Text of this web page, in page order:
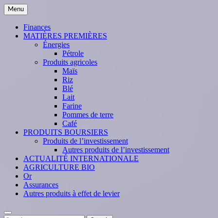
Skip
to
content
Menu
Finances
MATIÈRES PREMIÈRES
Énergies
Pétrole
Produits agricoles
Maïs
Riz
Blé
Lait
Farine
Pommes de terre
Café
PRODUITS BOURSIERS
Produits de l’investissement
Autres produits de l’investissement
ACTUALITÉ INTERNATIONALE
AGRICULTURE BIO
Or
Assurances
Autres produits à effet de levier
Search